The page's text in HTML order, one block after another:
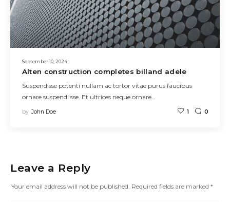
September 10, 2024
Alten construction completes billand adele
Suspendisse potenti nullam ac tortor vitae purus faucibus
ornare suspendi sse. Et ultrices neque ornare…
by John Doe 1 0
Leave a Reply
Your email address will not be published. Required fields are marked *